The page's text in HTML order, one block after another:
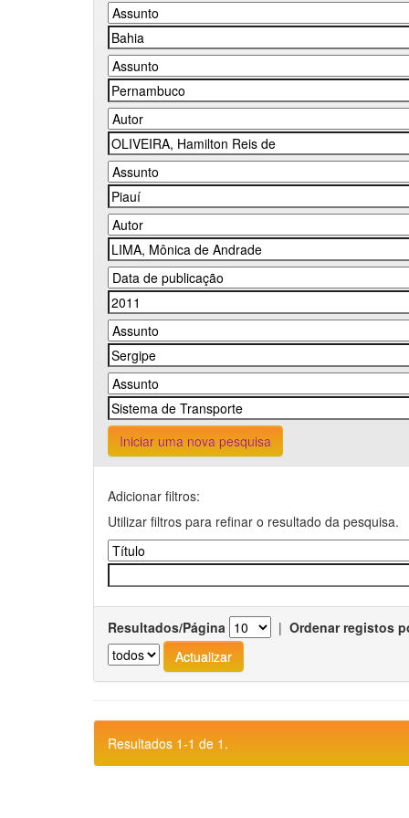
Iniciar uma nova pesquisa
Adicionar filtros:
Utilizar filtros para refinar o resultado da pesquisa.
Resultados/Página | Ordenar registos
Resultados 1-1 de 1.